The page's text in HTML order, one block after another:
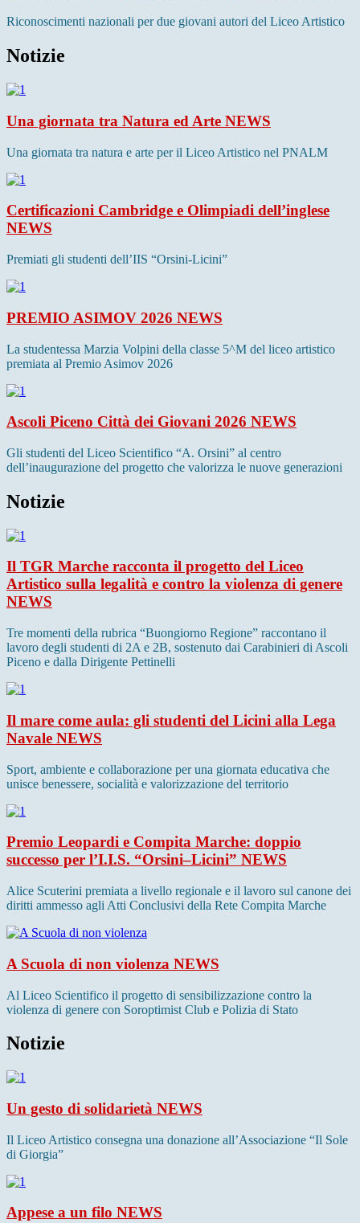
Riconoscimenti nazionali per due giovani autori del Liceo Artistico
Notizie
Una giornata tra Natura ed Arte NEWS
Una giornata tra natura e arte per il Liceo Artistico nel PNALM
Certificazioni Cambridge e Olimpiadi dell’inglese
NEWS
Premiati gli studenti dell’IIS “Orsini-Licini”
PREMIO ASIMOV 2026 NEWS
La studentessa Marzia Volpini della classe 5^M del liceo artistico
premiata al Premio Asimov 2026
Ascoli Piceno Città dei Giovani 2026 NEWS
Gli studenti del Liceo Scientifico “A. Orsini” al centro
dell’inaugurazione del progetto che valorizza le nuove generazioni
Notizie
Il TGR Marche racconta il progetto del Liceo
Artistico sulla legalità e contro la violenza di genere
NEWS
Tre momenti della rubrica “Buongiorno Regione” raccontano il
lavoro degli studenti di 2A e 2B, sostenuto dai Carabinieri di Ascoli
Piceno e dalla Dirigente Pettinelli
Il mare come aula: gli studenti del Licini alla Lega
Navale NEWS
Sport, ambiente e collaborazione per una giornata educativa che
unisce benessere, socialità e valorizzazione del territorio
Premio Leopardi e Compita Marche: doppio
successo per l’I.I.S. “Orsini–Licini” NEWS
Alice Scuterini premiata a livello regionale e il lavoro sul canone dei
diritti ammesso agli Atti Conclusivi della Rete Compita Marche
A Scuola di non violenza NEWS
Al Liceo Scientifico il progetto di sensibilizzazione contro la
violenza di genere con Soroptimist Club e Polizia di Stato
Notizie
Un gesto di solidarietà NEWS
Il Liceo Artistico consegna una donazione all’Associazione “Il Sole
di Giorgia”
Appese a un filo NEWS